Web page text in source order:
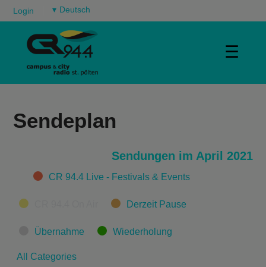
Login ▾
☰
Sendeplan
Sendungen im April 2021
CategoriesCR 94.4 Live - Festivals & Events
Derzeit Pause
Übernahme Wiederholung
All Categories